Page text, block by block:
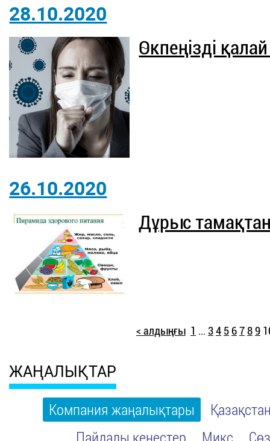
28.10.2020
Өкпеңізді
26.10.2020
Дұрыс
< алдыңғы 1 ... 34 5 6789
ЖАҢАЛЫҚТАР
Компания жаңалықтары